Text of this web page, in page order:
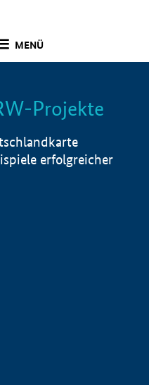
MENÜ
Info
Projekte
erfolgreicher